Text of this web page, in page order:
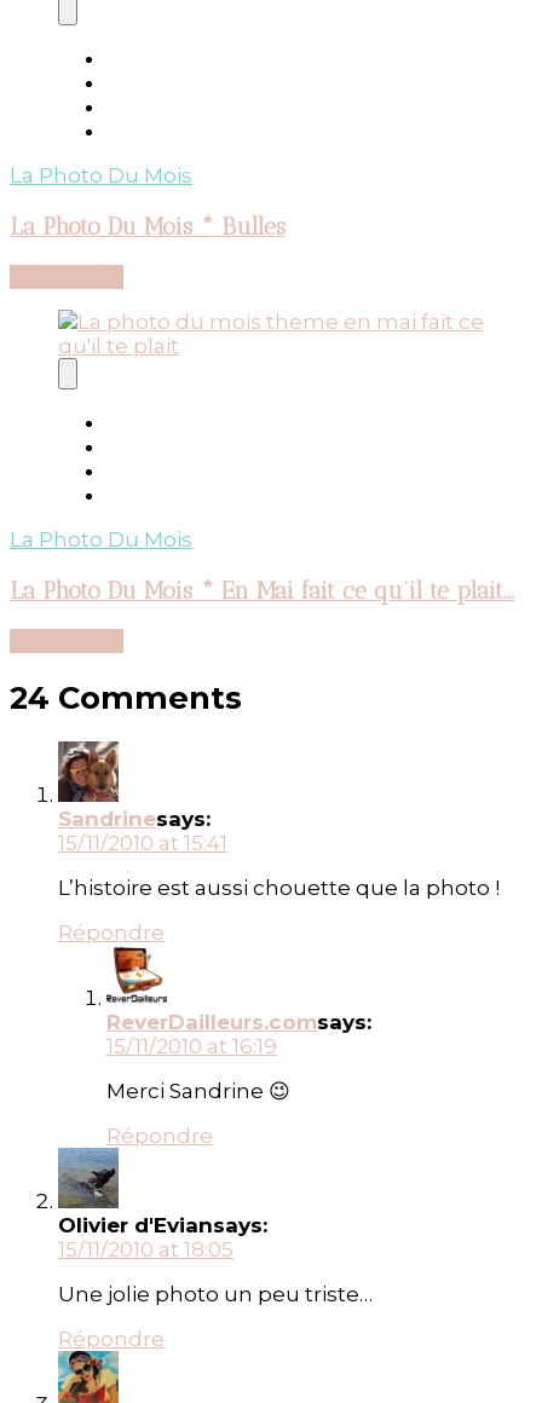
La Photo Du Mois
La Photo Du Mois * Bulles
La Photo Du Mois
La Photo Du Mois * En Mai fait ce qu’il te plait…
24 Comments
Sandrinesays:
15/11/2010 at 15:41
L’histoire est aussi chouette que la photo !
Répondre
ReverDailleurs.comsays:
15/11/2010 at 16:19
Merci Sandrine 😉
Répondre
Olivier d'Eviansays:
15/11/2010 at 18:05
Une jolie photo un peu triste…
Répondre